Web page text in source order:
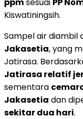
Kiswatiningsih.
Sampel air diambil
Jakasetia, yang
Jatirasa.
Jatirasa relatif
sementara
Jakasetia dan
sekitar dua hari.